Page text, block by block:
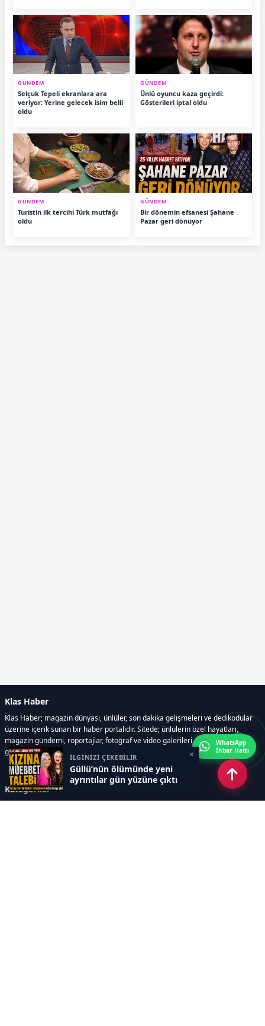
GÜNDEM
Selçuk Tepeli ekranlara ara
veriyor: Yerine gelecek isim belli
oldu
GÜNDEM
Ünlü oyuncu kaza geçirdi:
Gösterileri iptal oldu
GÜNDEM
Turistin ilk tercihi Türk mutfağı
oldu
GÜNDEM
Bir dönemin efsanesi Şahane
Pazar geri dönüyor
İLGİNİZİ ÇEKEBİLİR
Güllü’nün ölümünde yeni
ayrıntılar gün yüzüne çıktı
×
Klas Haber
Klas Haber; magazin dünyası, ünlüler, son dakika gelişmeleri ve dedikodular
üzerine içerik sunan bir haber portalıdır. Sitede; ünlülerin özel hayatları,
magazin gündemi, röportajlar, fotoğraf ve video galerileri, resmi ilanlar, e-
gazete gibi geniş bir içerik yelpazesi bulunur.
Kategoriler
WhatsApp
İhbar Hattı